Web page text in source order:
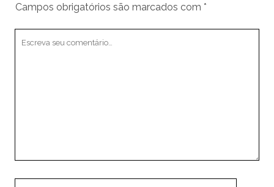
Campos obrigatórios são marcados com *